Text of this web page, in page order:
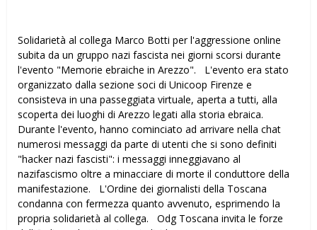
Solidarietà al collega Marco Botti per l'aggressione online
subita da un gruppo nazi fascista nei giorni scorsi durante
l'evento "Memorie ebraiche in Arezzo". L'evento era stato
organizzato dalla sezione soci di Unicoop Firenze e
consisteva in una passeggiata virtuale, aperta a tutti, alla
scoperta dei luoghi di Arezzo legati alla storia ebraica.
Durante l'evento, hanno cominciato ad arrivare nella chat
numerosi messaggi da parte di utenti che si sono definiti
"hacker nazi fascisti": i messaggi inneggiavano al
nazifascismo oltre a minacciare di morte il conduttore della
manifestazione. L'Ordine dei giornalisti della Toscana
condanna con fermezza quanto avvenuto, esprimendo la
propria solidarietà al collega. Odg Toscana invita le forze